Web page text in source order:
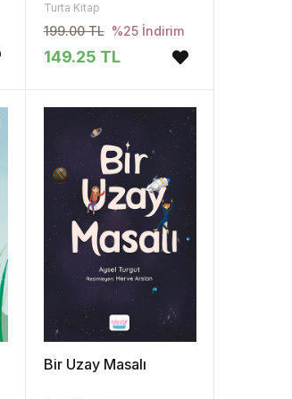
Turta Kitap
199.00 TL %25 İndirim
149.25 TL
Bir Uzay Masalı